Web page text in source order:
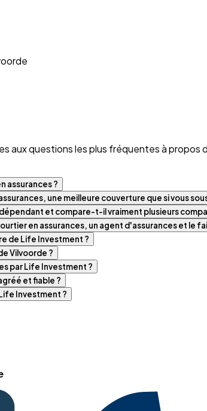
aux questions les plus fréquentes à propos
assurances ?
une meilleure couverture que si vous
et compare-t-il vraiment plusieurs
en assurances, un agent d'assurances et le
de Life Investment ?
Vilvoorde ?
par Life Investment ?
et fiable ?
Investment ?